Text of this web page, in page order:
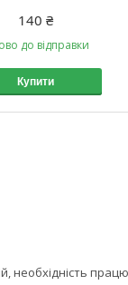
140 ₴
до відправки
Купити